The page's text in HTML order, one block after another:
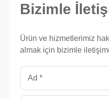
Bizimle
Ürün ve hizmetlerimiz
almak için bizimle